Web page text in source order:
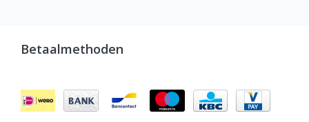
Betaalmethoden